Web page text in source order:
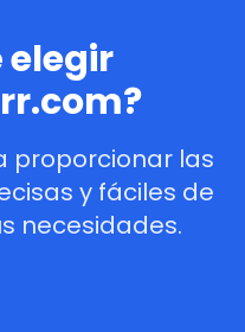
elegir
proporcionar las
y fáciles de
necesidades.